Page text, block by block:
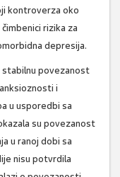
kontroverza oko
rizika za
depresija.
stabilnu povezanost
i
u usporedbi sa
su povezanost
u ranoj dobi sa
nisu potvrdila